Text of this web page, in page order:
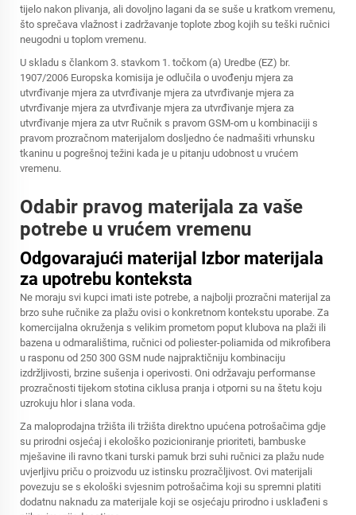
tijelo nakon plivanja, ali dovoljno lagani da se suše u kratkom vremenu,
što sprečava vlažnost i zadržavanje toplote zbog kojih su teški ručnici
neugodni u toplom vremenu.
U skladu s člankom 3. stavkom 1. točkom (a) Uredbe (EZ) br.
1907/2006 Europska komisija je odlučila o uvođenju mjera za
utvrđivanje mjera za utvrđivanje mjera za utvrđivanje mjera za
utvrđivanje mjera za utvrđivanje mjera za utvrđivanje mjera za
utvrđivanje mjera za utvr Ručnik s pravom GSM-om u kombinaciji s
pravom prozračnom materijalom dosljedno će nadmašiti vrhunsku
tkaninu u pogrešnoj težini kada je u pitanju udobnost u vrućem
vremenu.
Odabir pravog materijala za vaše
potrebe u vrućem vremenu
Odgovarajući materijal Izbor materijala
za upotrebu konteksta
Ne moraju svi kupci imati iste potrebe, a najbolji prozračni materijal za
brzo suhe ručnike za plažu ovisi o konkretnom kontekstu uporabe. Za
komercijalna okruženja s velikim prometom poput klubova na plaži ili
bazena u odmaralištima, ručnici od poliester-poliamida od mikrofibera
u rasponu od 250 300 GSM nude najpraktičniju kombinaciju
izdržljivosti, brzine sušenja i operivosti. Oni održavaju performanse
prozračnosti tijekom stotina ciklusa pranja i otporni su na štetu koju
uzrokuju hlor i slana voda.
Za maloprodajna tržišta ili tržišta direktno upućena potrošačima gdje
su prirodni osjećaj i ekološko pozicioniranje prioriteti, bambuske
mješavine ili ravno tkani turski pamuk brzi suhi ručnici za plažu nude
uvjerljivu priču o proizvodu uz istinsku prozračljivost. Ovi materijali
povezuju se s ekološki svjesnim potrošačima koji su spremni platiti
dodatnu naknadu za materijale koji se osjećaju prirodno i usklađeni s